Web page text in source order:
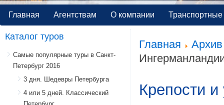
Главная Агентствам О компании Транспортные
Каталог туров
Самые популярные туры в Санкт-
Петербург 2016
3 дня. Шедевры Петербурга
4 или 5 дней. Классический
Главная
Архив
Крепости